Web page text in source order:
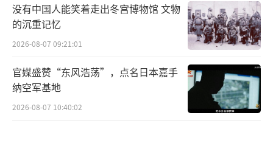
没有中国人能笑着走出冬宫博物馆 文物
的沉重记忆
2026-08-07 09:21:01
官媒盛赞“东风浩荡”，点名日本嘉手
纳空军基地
2026-08-07 10:40:02